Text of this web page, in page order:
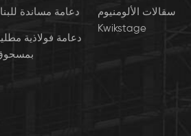
دعامة مساندة
دعامة فولاذية
سقالات الألومنيوم
Kwikstage